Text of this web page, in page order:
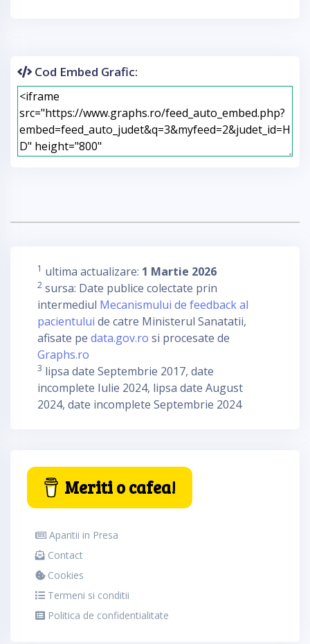
Cod Embed Grafic:
1 ultima actualizare: 1 Martie 2026
2 sursa: Date publice colectate prin
intermediul Mecanismului de feedback al
pacientului de catre Ministerul Sanatatii,
afisate pe data.gov.ro si procesate de
Graphs.ro
3 lipsa date Septembrie 2017, date
incomplete Iulie 2024, lipsa date August
2024, date incomplete Septembrie 2024
Meriti o cafea!
Aparitii in Presa
Contact
Cookies
Termeni si conditii
Politica de confidentialitate